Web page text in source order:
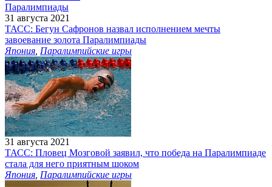
31 августа 2021
ТАСС: Бегун Сафронов назвал исполнением мечты
завоевание золота Паралимпиады
Япония Паралимпийские игры
31 августа 2021
ТАСС: Пловец Мозговой заявил, что победа на Паралимпиаде
стала для него приятным шоком
Япония Паралимпийские игры